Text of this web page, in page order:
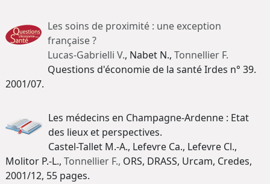
Les soins de proximité : une exception
française ?
Lucas-Gabrielli V., Nabet N., Tonnellier F.
Questions d'économie de la santé Irdes n° 39.
2001/07.
Les médecins en Champagne-Ardenne : Etat
des lieux et perspectives.
Castel-Tallet M.-A., Lefevre Ca., Lefevre Cl.,
Molitor P.-L., Tonnellier F., ORS, DRASS, Urcam, Credes,
2001/12, 55 pages.